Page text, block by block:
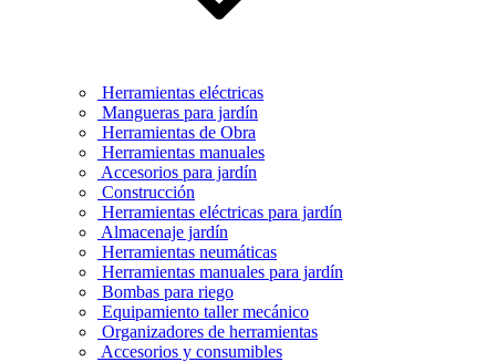
Herramientas eléctricas
Mangueras para jardín
Herramientas de Obra
Herramientas manuales
Accesorios para jardín
Construcción
Herramientas eléctricas para jardín
Almacenaje jardín
Herramientas neumáticas
Herramientas manuales para jardín
Bombas para riego
Equipamiento taller mecánico
Organizadores de herramientas
Accesorios y consumibles